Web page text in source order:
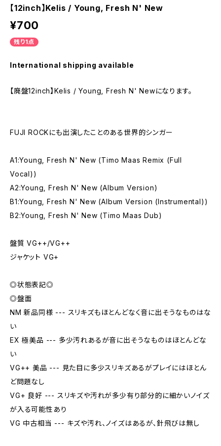
【12inch】Kelis / Young, Fresh N' New
¥700
残り1点
International shipping available
【廃盤12inch】Kelis / Young, Fresh N' Newになります。
FUJI ROCKにも出演したことのある世界的シンガー
A1:Young, Fresh N' New (Timo Maas Remix (Full
Vocal))
A2:Young, Fresh N' New (Album Version)
B1:Young, Fresh N' New (Album Version (Instrumental))
B2:Young, Fresh N' New (Timo Maas Dub)
盤質 VG++/VG++
ジャケット VG+
◎状態表記◎
◎盤面
NM 新品同様 --- スリキズもほとんどなく音に出そうなものはな
い
EX 極美品 --- 多少汚れあるが音に出そうなものはほとんどな
い
VG++ 美品 --- 見た目に多少スリキズあるがプレイにはほとん
ど問題なし
VG+ 良好 --- スリキズや汚れが多少有り部分的に細かいノイズ
が入る可能性あり
VG 中古相当 --- キズや汚れ、ノイズはあるが、針飛びは無し